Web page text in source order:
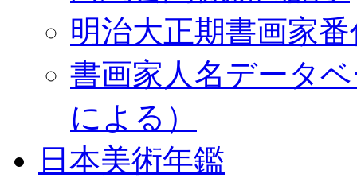
明治大正期書画家
書画家人名データ
による）
日本美術年鑑